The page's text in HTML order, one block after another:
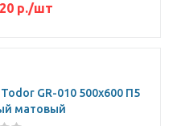
р./шт
GR-010 500х600 П5
матовый